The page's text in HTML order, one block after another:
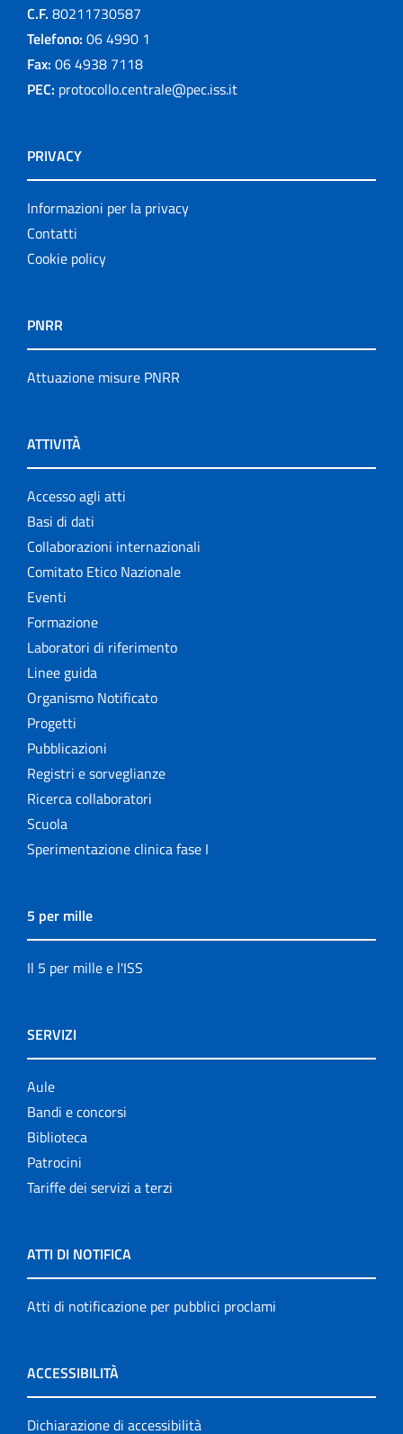
C.F. 80211730587
Telefono: 06 4990 1
Fax: 06 4938 7118
PEC: protocollo.centrale@pec.iss.it
PRIVACY
Informazioni per la privacy
Contatti
Cookie policy
PNRR
Attuazione misure PNRR
ATTIVITÀ
Accesso agli atti
Basi di dati
Collaborazioni internazionali
Comitato Etico Nazionale
Eventi
Formazione
Laboratori di riferimento
Linee guida
Organismo Notificato
Progetti
Pubblicazioni
Registri e sorveglianze
Ricerca collaboratori
Scuola
Sperimentazione clinica fase I
5 per mille
Il 5 per mille e l'ISS
SERVIZI
Aule
Bandi e concorsi
Biblioteca
Patrocini
Tariffe dei servizi a terzi
ATTI DI NOTIFICA
Atti di notificazione per pubblici proclami
ACCESSIBILITÀ
Dichiarazione di accessibilità